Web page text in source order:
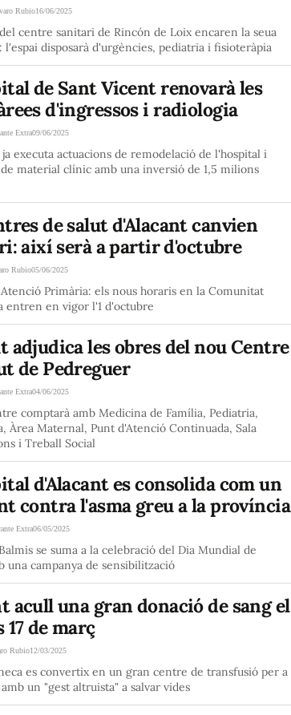
Rubio16/06/2025
centre sanitari de Rincón de Loix encaren la seua
l'espai disposarà d'urgències, pediatria i fisioteràpia
de Sant Vicent renovarà les
d'ingressos i radiologia
Extra09/06/2025
executa actuacions de remodelació de l'hospital i
material clínic amb una inversió de 1,5 milions
de salut d'Alacant canvien
així serà a partir d'octubre
Rubio05/06/2025
Primària: els nous horaris en la Comunitat
entren en vigor l'1 d'octubre
adjudica les obres del nou Centre
de Pedreguer
Extra04/06/2025
comptarà amb Medicina de Família, Pediatria,
Àrea Maternal, Punt d'Atenció Continuada, Sala
i Treball Social
d'Alacant es consolida com un
contra l'asma greu a la província
Extra06/05/2025
se suma a la celebració del Dia Mundial de
una campanya de sensibilització
acull una gran donació de sang el
de març
Rubio12/03/2025
es convertix en un gran centre de transfusió per a
un "gest altruista" a salvar vides